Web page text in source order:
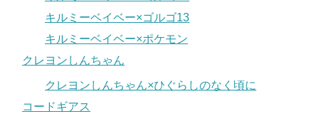
キルミーベイベー×ゴルゴ13
キルミーベイベー×ポケモン
クレヨンしんちゃん
クレヨンしんちゃん×ひぐらしのなく頃に
コードギアス